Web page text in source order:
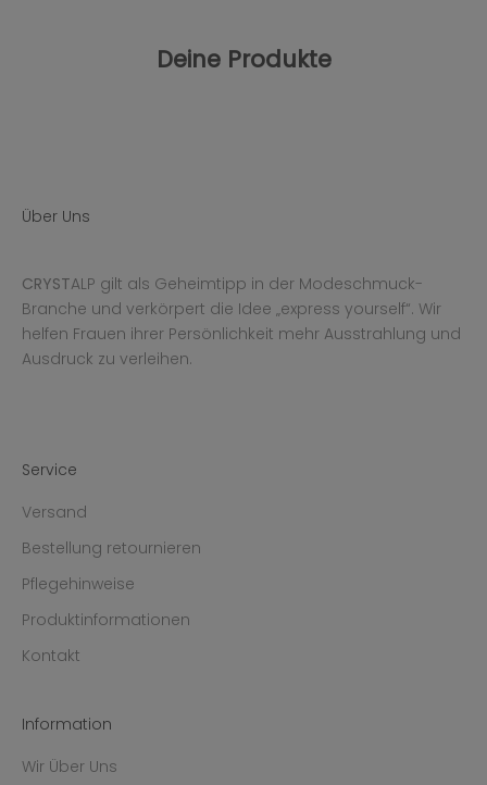
Deine Produkte
Über Uns
CRYSTALP gilt als Geheimtipp in der Modeschmuck-
Branche und verkörpert die Idee „express yourself“. Wir
helfen Frauen ihrer Persönlichkeit mehr Ausstrahlung und
Ausdruck zu verleihen.
Service
Versand
Bestellung retournieren
Pflegehinweise
Produktinformationen
Kontakt
Information
Wir Über Uns